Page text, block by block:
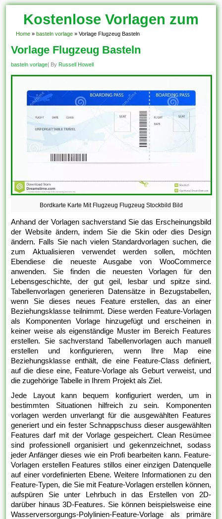
Kostenlose Vorlagen zum
Download!
Home » basteln vorlage » Vorlage Flugzeug Basteln
Vorlage Flugzeug Basteln
basteln vorlage| By Russell Howell
Bordkarte Karte Mit Flugzeug Flugzeug Stockbild Bild
Anhand der Vorlagen sachverstand Sie das Erscheinungsbild
der Website ändern, indem Sie die Skin oder dies Design
ändern. Falls Sie nach vielen Standardvorlagen suchen, die
zum Aktualisieren verwendet werden sollen, möchten
Ebendiese die neueste Ausgabe von WooCommerce
anwenden. Sie finden die neuesten Vorlagen für den
Lebensgeschichte, der gut geil, lesbar und spitze sind.
Tabellenvorlagen generieren Datensätze in Bezugstabellen,
wenn Sie dieses neues Feature erstellen, das an einer
Beziehungsklasse teilnimmt. Diese werden Feature-Vorlagen
als Komponenten Vorlage hinzugefügt und erscheinen in
keiner weise als eigenständige Muster im Bereich Features
erstellen. Sie sachverstand Tabellenvorlagen auch manuell
erstellen und konfigurieren, wenn Ihre Map eine
Beziehungsklasse enthält, die eine Feature-Class definiert,
auf die diese eine, Feature-Vorlage als Geburt verweist, und
die zugehörige Tabelle in Ihrem Projekt als Ziel.
Jede Layout kann bequem konfiguriert werden, um in
bestimmten Situationen hilfreich zu sein. Komponenten
vorlagen werden unverlangt für die ausgewählten Features
generiert und ein fester Schnappschuss dieser ausgewählten
Features darf mit der Vorlage gespeichert. Clean Resümee
sind professionell organisiert und gekennzeichnet, sodass
jeder Anfänger dieses wie ein Profi bearbeiten kann. Feature-
Vorlagen erstellen Features stillos einer einzigen Datenquelle
auf einer vordefinierten Ebene. Weitere Informationen zu den
Feature-Typen, die Sie mit Feature-Vorlagen erstellen können,
aufspüren Sie unter Lehrbuch in das Erstellen von 2D-
darüber hinaus 3D-Features. Sie können beispielsweise eine
Wasserversorgungs-Polylinien-Feature-Vorlage als primäre